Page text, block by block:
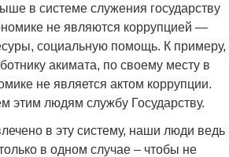
в системе служения государству
не являются коррупцией —
социальную помощь. К примеру,
акимата, по своему месту в
не является актом коррупции.
этим людям службу Государству.
в эту систему, наши люди ведь
в одном случае – чтобы не